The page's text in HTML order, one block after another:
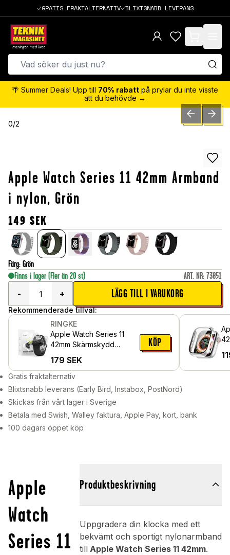
GRATIS FRAKTALTERNATIV BLIXTSNABB LEVERANS
items in cart,
🌴 Summer Deals! Upp till 70% rabatt på prylar du inte visste
att du behövde →
0/2 PREVIOUSNEXT
Apple Watch Series 11 42mm Armband
i nylon, Grön
149 SEK
Färg: Grön
Finns i lager (Fler än 20 st) ART. NR: 73851
-
+ LÄGG TILL I VARUKORG
Rekommenderade tillval:
RINGKE
Apple Watch Series 11
42mm Skärmskydd
Pro (2-pack)
179 SEK
KÖP
Gratis fraktalternativ
Blixtsnabb leverans (Early Bird, Instabox, PostNord)
Skickas från vårt lager i Sverige
Betala med Swish, Walley faktura, Apple Pay, kort, bank
100 dagars öppet köp
Apple
Watch
Series 11
Produktbeskrivning
Uppgradera din klocka med ett
bekvämt och sportigt nylonarmband
tillApple Watch Series 11 42mm.